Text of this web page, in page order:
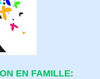
EN FAMILLE: